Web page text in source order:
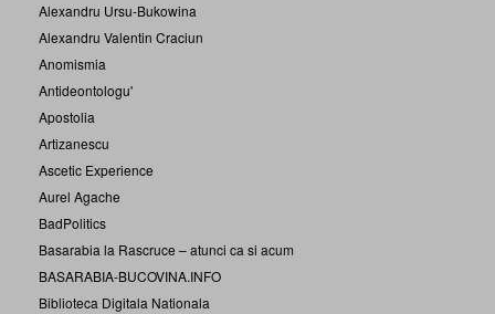
Alexandru Ursu-Bukowina
Alexandru Valentin Craciun
Anomismia
Antideontologu'
Apostolia
Artizanescu
Ascetic Experience
Aurel Agache
BadPolitics
Basarabia la Rascruce – atunci ca si acum
BASARABIA-BUCOVINA.INFO
Biblioteca Digitala Nationala